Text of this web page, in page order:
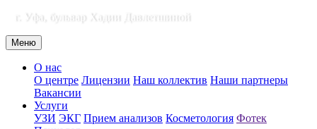
г. Уфа, бульвар Хадии Давлетшиной
Меню
О нас
О центре Лицензии Наш коллектив Наши партнеры
Вакансии
Услуги
УЗИ ЭКГ Прием анализов Косметология Фотек